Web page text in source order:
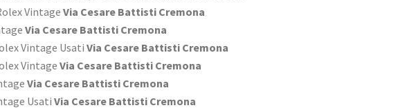
Vintage Via Cesare Battisti Cremona
Via Cesare Battisti Cremona
Vintage Usati Via Cesare Battisti Cremona
VintageVia Cesare Battisti Cremona
Via Cesare Battisti Cremona
Usati Via Cesare Battisti Cremona